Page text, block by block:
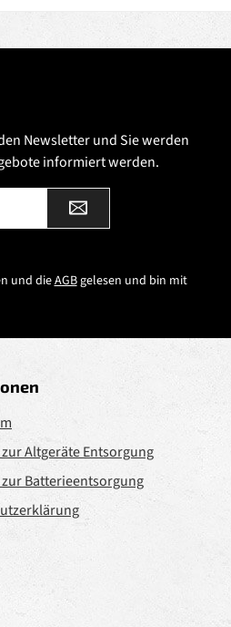
Newsletter und Sie werden
informiert werden.
und dieAGBgelesen und bin mit
Altgeräte Entsorgung
Batterieentsorgung